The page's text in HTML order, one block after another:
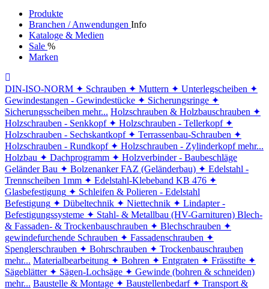
Produkte
Branchen / Anwendungen Info
Kataloge & Medien
Sale %
Marken
DIN-ISO-NORM ✦ Schrauben ✦ Muttern ✦ Unterlegscheiben ✦
Gewindestangen - Gewindestücke ✦ Sicherungsringe ✦
Sicherungsscheiben mehr... Holzschrauben & Holzbauschrauben ✦
Holzschrauben - Senkkopf ✦ Holzschrauben - Tellerkopf ✦
Holzschrauben - Sechskantkopf ✦ Terrassenbau-Schrauben ✦
Holzschrauben - Rundkopf ✦ Holzschrauben - Zylinderkopf mehr...
Holzbau ✦ Dachprogramm ✦ Holzverbinder - Baubeschläge
Geländer Bau ✦ Bolzenanker FAZ (Geländerbau) ✦ Edelstahl -
Trennscheiben 1mm ✦ Edelstahl-Klebeband KB 476 ✦
Glasbefestigung ✦ Schleifen & Polieren - Edelstahl
Befestigung ✦ Dübeltechnik ✦ Niettechnik ✦ Lindapter -
Befestigungssysteme ✦ Stahl- & Metallbau (HV-Garnituren) Blech-
& Fassaden- & Trockenbauschrauben ✦ Blechschrauben ✦
gewindefurchende Schrauben ✦ Fassadenschrauben ✦
Spenglerschrauben ✦ Bohrschrauben ✦ Trockenbauschrauben
mehr... Materialbearbeitung ✦ Bohren ✦ Entgraten ✦ Frässtifte ✦
Sägeblätter ✦ Sägen-Lochsäge ✦ Gewinde (bohren & schneiden)
mehr... Baustelle & Montage ✦ Baustellenbedarf ✦ Transport &